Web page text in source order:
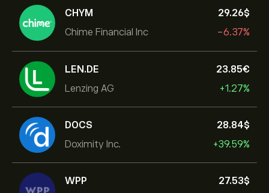
CHYM
Chime Financial Inc
29.26‎$‎
-6.37%
LEN.DE
Lenzing AG
23.85‎€‎
+1.27%
DOCS
Doximity Inc.
28.84‎$‎
+39.59%
WPP
27.53‎$‎